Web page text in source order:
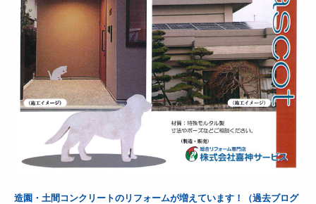
造園・土間コンクリートのリフォームが増えています！（過去ブログ